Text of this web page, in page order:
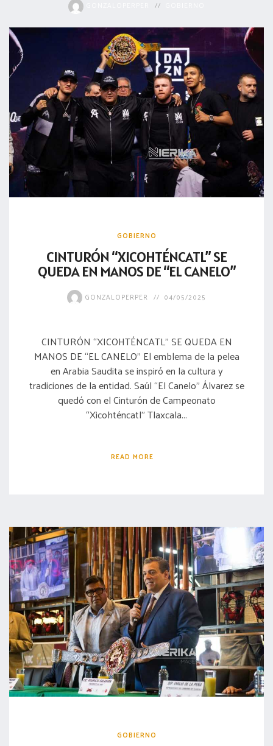
GOBIERNO
CINTURÓN “XICOHTÉNCATL” SE
QUEDA EN MANOS DE “EL CANELO”
GONZALOPERPER 04/05/2025
CINTURÓN “XICOHTÉNCATL” SE QUEDA EN
MANOS DE “EL CANELO” El emblema de la pelea
en Arabia Saudita se inspiró en la cultura y
tradiciones de la entidad. Saúl “El Canelo” Álvarez se
quedó con el Cinturón de Campeonato
“Xicohténcatl” Tlaxcala...
READ MORE
GOBIERNO